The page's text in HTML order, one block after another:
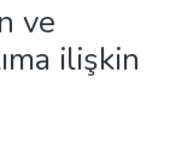
ve
ilişkin